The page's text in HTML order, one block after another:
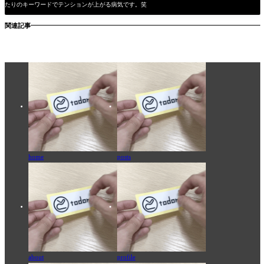
たりのキーワードでテンションが上がる病気です。笑
関連記事
home posts
about profile